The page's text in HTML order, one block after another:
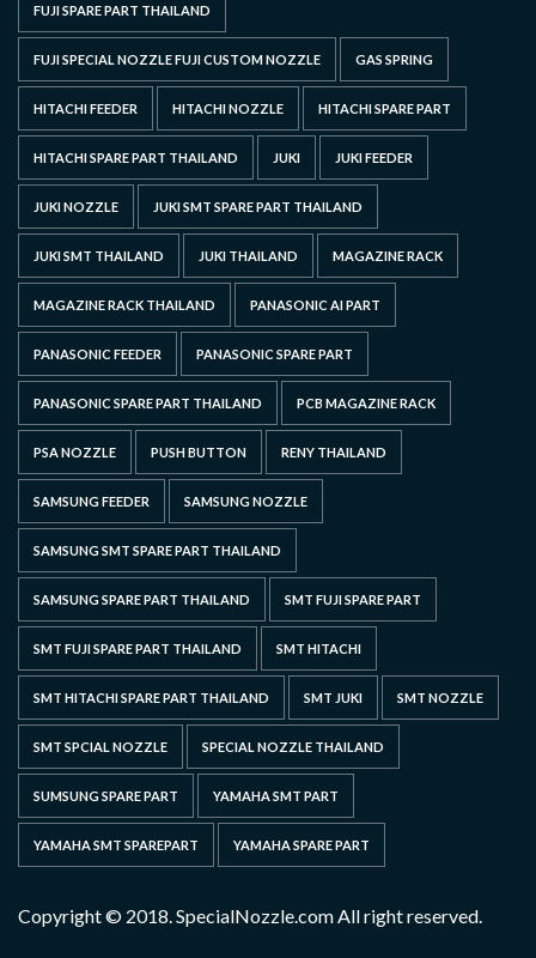
FUJI SPARE PART THAILAND
FUJI SPECIAL NOZZLE FUJI CUSTOM NOZZLE GAS SPRING
HITACHI FEEDER HITACHI NOZZLE HITACHI SPARE PART
HITACHI SPARE PART THAILAND JUKI JUKI FEEDER
JUKI NOZZLE JUKI SMT SPARE PART THAILAND
JUKI SMT THAILAND JUKI THAILAND MAGAZINE RACK
MAGAZINE RACK THAILAND PANASONIC AI PART
PANASONIC FEEDER PANASONIC SPARE PART
PANASONIC SPARE PART THAILAND PCB MAGAZINE RACK
PSA NOZZLE PUSH BUTTON RENY THAILAND
SAMSUNG FEEDER SAMSUNG NOZZLE
SAMSUNG SMT SPARE PART THAILAND
SAMSUNG SPARE PART THAILAND SMT FUJI SPARE PART
SMT FUJI SPARE PART THAILAND SMT HITACHI
SMT HITACHI SPARE PART THAILAND SMT JUKI SMT NOZZLE
SMT SPCIAL NOZZLE SPECIAL NOZZLE THAILAND
SUMSUNG SPARE PART YAMAHA SMT PART
YAMAHA SMT SPAREPART YAMAHA SPARE PART
Copyright © 2018. SpecialNozzle.com All right reserved.